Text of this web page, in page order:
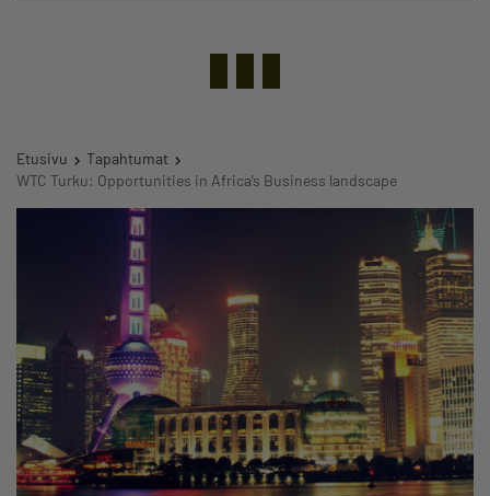
Etusivu
Tapahtumat
WTC Turku: Opportunities in Africa’s Business landscape